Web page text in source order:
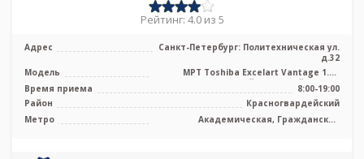
Рейтинг: 4.0 из 5
Адрес
Санкт-Петербург: Политехническая ул.
д.32
Модель
МРТ Toshiba Excelart Vantage 1.5T
высокопольный закрытый тип, КТ
Toshi ...
Время приема
8:00-19:00
Район
Красногвардейский
Метро
Академическая, Гражданский